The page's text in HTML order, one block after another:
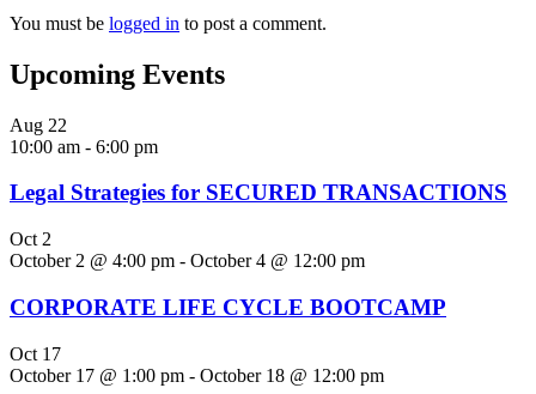
You must be logged in to post a comment.
Upcoming Events
Aug 22
10:00 am - 6:00 pm
Legal Strategies for SECURED TRANSACTIONS
Oct 2
October 2 @ 4:00 pm - October 4 @ 12:00 pm
CORPORATE LIFE CYCLE BOOTCAMP
Oct 17
October 17 @ 1:00 pm - October 18 @ 12:00 pm